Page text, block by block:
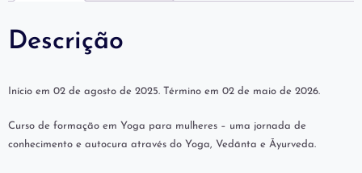
Descrição
Início em 02 de agosto de 2025. Término em 02 de maio de 2026.
Curso de formação em Yoga para mulheres – uma jornada de
conhecimento e autocura através do Yoga, Vedānta e Āyurveda.